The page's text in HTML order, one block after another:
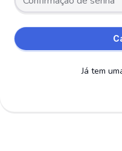
Já tem